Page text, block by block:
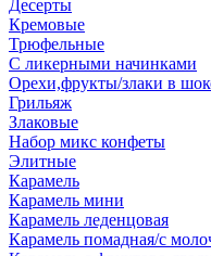
Десерты
Кремовые
Трюфельные
С ликерными начинками
Орехи,фрукты/злаки в
Грильяж
Злаковые
Набор микс конфеты
Элитные
Карамель
Карамель мини
Карамель леденцовая
Карамель помадная/с